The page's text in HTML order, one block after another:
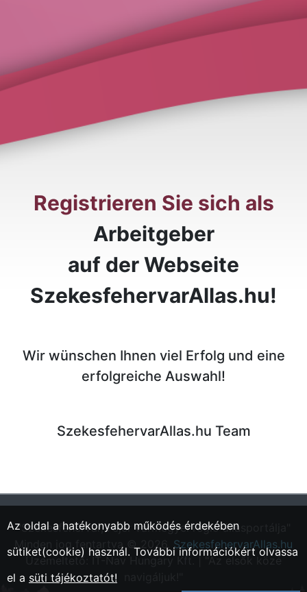
Registrieren Sie sich als
Arbeitgeber
auf der Webseite
SzekesfehervarAllas.hu!
Wir wünschen Ihnen viel Erfolg und eine
erfolgreiche Auswahl!
SzekesfehervarAllas.hu Team
"Székesfehérvár, Fejér vármegyei régió állásportálja"
Minden jog fentartva © 2026. SzekesfehervarAllas.hu
Üzemeltető: IT-Nav Hungary Kft. | "Az elsők közé
Az oldal a hatékonyabb működés érdekében
sütiket(cookie) használ. További információkért olvassa
el a süti tájékoztatót!